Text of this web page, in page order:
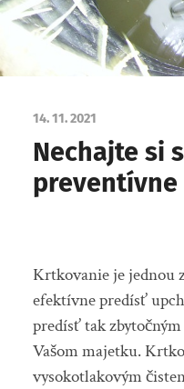
14. 11. 2021
Nechajte si
Krtkovanie je jednou
efektívne predísť
predísť tak
Vašom majetku.
vysokotlakovým